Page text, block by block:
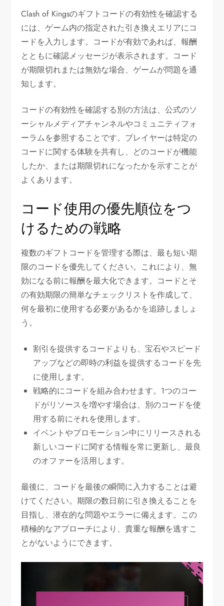
Clash of Kingsのギフトコードの有効性を確認する
には、ゲーム内の指定された引き換えエリアにコ
ードを入力します。コードが有効であれば、報酬
とともに確認メッセージが表示されます。コード
が期限切れまたは無効な場合、ゲームが問題を通
知します。
コードの有効性を確認する別の方法は、公式のソ
ーシャルメディアチャンネルやコミュニティフォ
ーラムを参照することです。プレイヤーは特定の
コードに関する体験を共有し、どのコードが機能
したか、または期限切れになったかを示すことが
よくあります。
コード使用の優先順位をつ
けるための戦略
複数のギフトコードを管理する際は、最も短い期
限のコードを優先してください。これにより、無
効になる前に報酬を最大化できます。コードとそ
の有効期限の簡単なチェックリストを作成して、
何を最初に使用する必要があるかを追跡しましょ
う。
割引を提供するコードよりも、宝石やスピード
アップなどの即時の利益を提供するコードを先
に使用します。
戦略的にコードを組み合わせます。1つのコー
ドがリソースを増やす場合は、別のコードを使
用する前にそれを使用します。
イベントやプロモーション中にリリースされる
新しいコードに関する情報を常に更新し、最良
のオファーを活用します。
最後に、コードを最後の瞬間に入力することは避
けてください。期限の数日前に引き換えることを
目指し、潜在的な問題やエラーに備えます。この
積極的なアプローチにより、貴重な報酬を逃すこ
とがないようにできます。